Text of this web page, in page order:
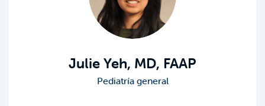
Julie Yeh, MD, FAAP
Pediatría general